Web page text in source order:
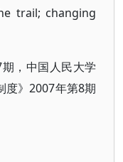
trail; changing
，中国人民大学
度》2007年第8期